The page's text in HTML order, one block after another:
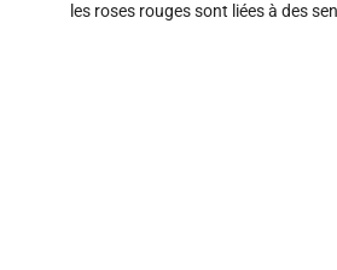
les roses rouges sont liées à des